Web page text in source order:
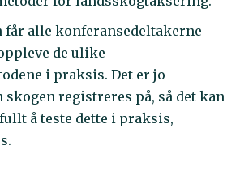
får alle konferansedeltakerne
de ulike
i praksis. Det er jo
registreres på, så det kan
å teste dette i praksis,